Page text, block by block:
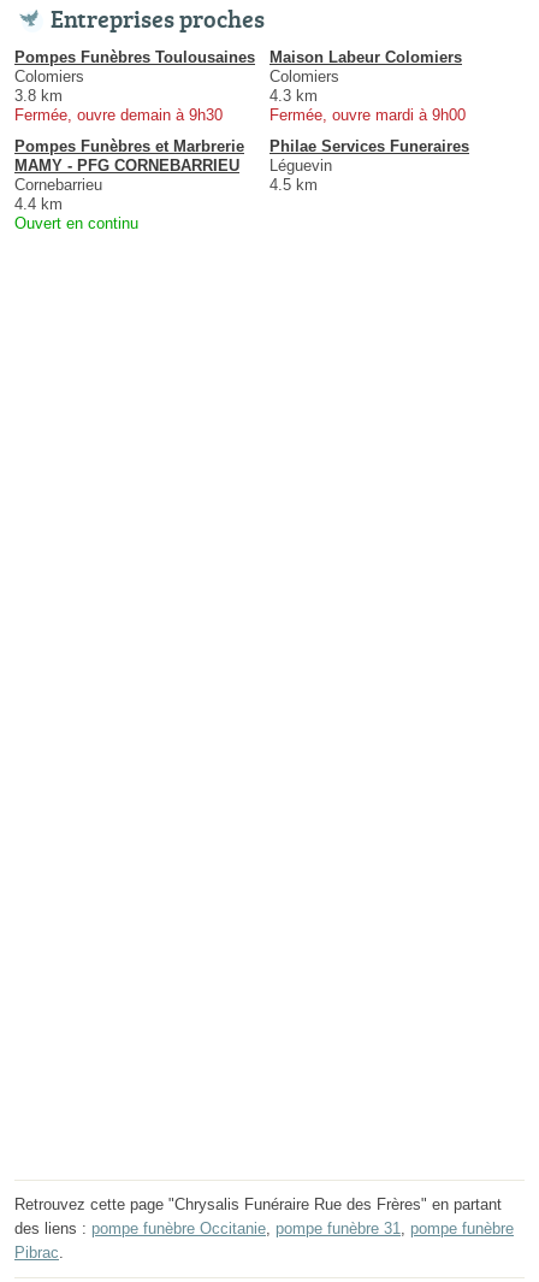
Entreprises proches
Pompes Funèbres Toulousaines
Colomiers
3.8 km
Fermée, ouvre demain à 9h30
Maison Labeur Colomiers
Colomiers
4.3 km
Fermée, ouvre mardi à 9h00
Pompes Funèbres et Marbrerie
MAMY - PFG CORNEBARRIEU
Cornebarrieu
4.4 km
Ouvert en continu
Philae Services Funeraires
Léguevin
4.5 km
Retrouvez cette page "Chrysalis Funéraire Rue des Frères" en partant
des liens : pompe funèbre Occitanie, pompe funèbre 31, pompe funèbre
Pibrac.